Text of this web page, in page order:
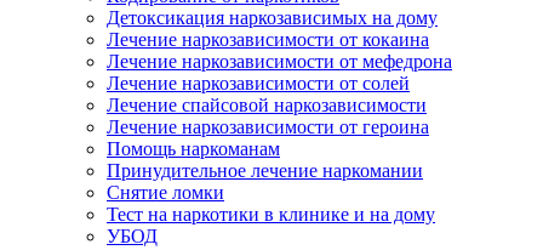
Детоксикация наркозависимых на дому
Лечение наркозависимости от кокаина
Лечение наркозависимости от мефедрона
Лечение наркозависимости от солей
Лечение спайсовой наркозависимости
Лечение наркозависимости от героина
Помощь наркоманам
Принудительное лечение наркомании
Снятие ломки
Тест на наркотики в клинике и на дому
УБОД